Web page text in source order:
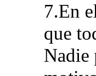
7.En
que
Nadie